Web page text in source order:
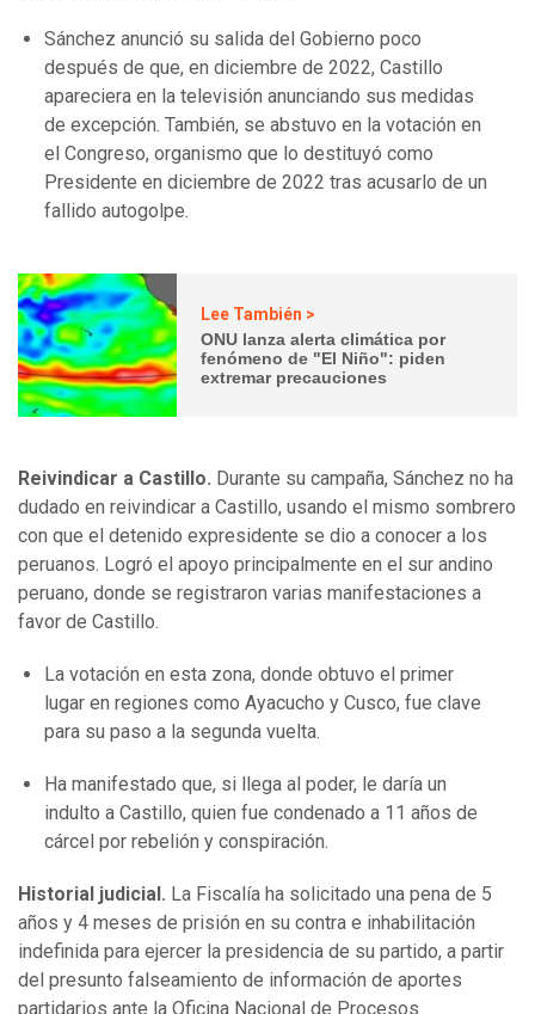
Sánchez anunció su salida del Gobierno poco
después de que, en diciembre de 2022, Castillo
apareciera en la televisión anunciando sus medidas
de excepción. También, se abstuvo en la votación en
el Congreso, organismo que lo destituyó como
Presidente en diciembre de 2022 tras acusarlo de un
fallido autogolpe.
Lee También >
ONU lanza alerta climática por
fenómeno de "El Niño": piden
extremar precauciones
Reivindicar a Castillo. Durante su campaña, Sánchez no ha
dudado en reivindicar a Castillo, usando el mismo sombrero
con que el detenido expresidente se dio a conocer a los
peruanos. Logró el apoyo principalmente en el sur andino
peruano, donde se registraron varias manifestaciones a
favor de Castillo.
La votación en esta zona, donde obtuvo el primer
lugar en regiones como Ayacucho y Cusco, fue clave
para su paso a la segunda vuelta.
Ha manifestado que, si llega al poder, le daría un
indulto a Castillo, quien fue condenado a 11 años de
cárcel por rebelión y conspiración.
Historial judicial. La Fiscalía ha solicitado una pena de 5
años y 4 meses de prisión en su contra e inhabilitación
indefinida para ejercer la presidencia de su partido, a partir
del presunto falseamiento de información de aportes
partidarios ante la Oficina Nacional de Procesos